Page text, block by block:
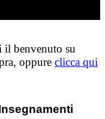
il benvenuto su
oppure clicca qui